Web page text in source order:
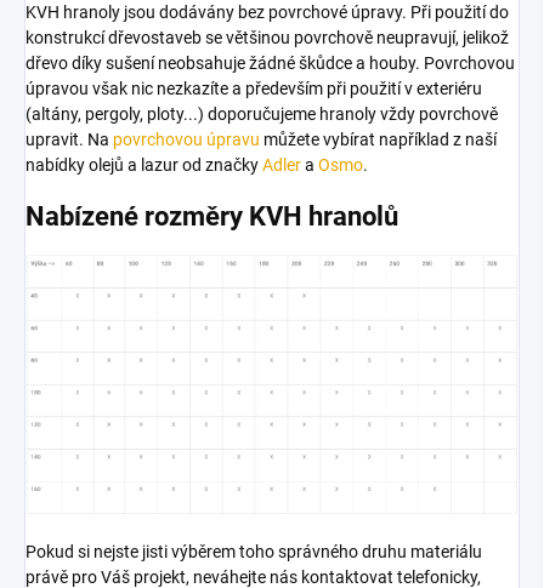
KVH hranoly jsou dodávány bez povrchové úpravy. Při použití do
konstrukcí dřevostaveb se většinou povrchově neupravují, jelikož
dřevo díky sušení neobsahuje žádné škůdce a houby. Povrchovou
úpravou však nic nezkazíte a především při použití v exteriéru
(altány, pergoly, ploty...) doporučujeme hranoly vždy povrchově
upravit. Na povrchovou úpravu můžete vybírat například z naší
nabídky olejů a lazur od značkyAdlera Osmo.
Nabízené rozměry KVH hranolů
Pokud si nejste jisti výběrem toho správného druhu materiálu
právě pro Váš projekt, neváhejte nás kontaktovat telefonicky,